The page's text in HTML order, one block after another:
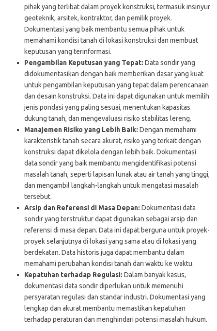
pihak yang terlibat dalam proyek konstruksi, termasuk insinyur
geoteknik, arsitek, kontraktor, dan pemilik proyek.
Dokumentasi yang baik membantu semua pihak untuk
memahami kondisi tanah di lokasi konstruksi dan membuat
keputusan yang terinformasi.
Pengambilan Keputusan yang Tepat: Data sondir yang
didokumentasikan dengan baik memberikan dasar yang kuat
untuk pengambilan keputusan yang tepat dalam perencanaan
dan desain konstruksi. Data ini dapat digunakan untuk memilih
jenis pondasi yang paling sesuai, menentukan kapasitas
dukung tanah, dan mengevaluasi risiko stabilitas lereng.
Manajemen Risiko yang Lebih Baik: Dengan memahami
karakteristik tanah secara akurat, risiko yang terkait dengan
konstruksi dapat dikelola dengan lebih baik. Dokumentasi
data sondir yang baik membantu mengidentifikasi potensi
masalah tanah, seperti lapisan lunak atau air tanah yang tinggi,
dan mengambil langkah-langkah untuk mengatasi masalah
tersebut.
Arsip dan Referensi di Masa Depan: Dokumentasi data
sondir yang terstruktur dapat digunakan sebagai arsip dan
referensi di masa depan. Data ini dapat berguna untuk proyek-
proyek selanjutnya di lokasi yang sama atau di lokasi yang
berdekatan. Data historis juga dapat membantu dalam
memahami perubahan kondisi tanah dari waktu ke waktu.
Kepatuhan terhadap Regulasi: Dalam banyak kasus,
dokumentasi data sondir diperlukan untuk memenuhi
persyaratan regulasi dan standar industri. Dokumentasi yang
lengkap dan akurat membantu memastikan kepatuhan
terhadap peraturan dan menghindari potensi masalah hukum.